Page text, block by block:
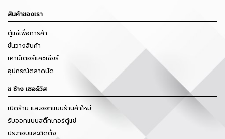
สินค้าของเรา
ตู้แช่เพื่อการค้า
ชั้นวางสินค้า
เคาน์เตอร์แคชเชียร์
อุปกรณ์ตลาดนัด
ช ช้าง เซอร์วิส
เปิดร้าน และออกแบบร้านค้าใหม่
รับออกแบบสติ๊กเกอร์ตู้แช่
ประกอบและติดตั้ง